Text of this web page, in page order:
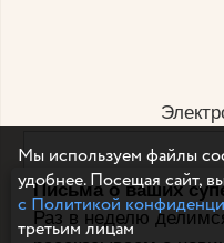
Письма о ваших
Раз в неделю
Например,
Без
Мы используем файлы
удобнее. Посещая сайт,
с Политикой
третьим лицам